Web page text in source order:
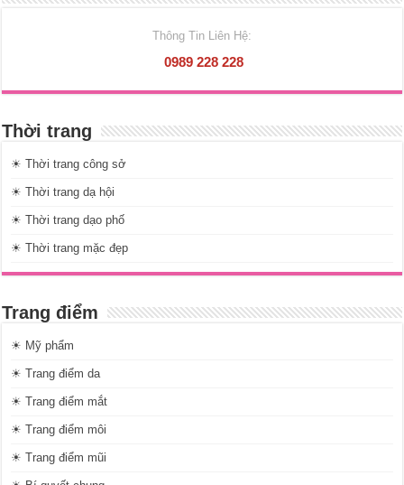
Thông Tin Liên Hệ:
0989 228 228
Thời trang
☀ Thời trang công sở
☀ Thời trang dạ hội
☀ Thời trang dạo phố
☀ Thời trang mặc đẹp
Trang điểm
☀ Mỹ phẩm
☀ Trang điểm da
☀ Trang điểm mắt
☀ Trang điểm môi
☀ Trang điểm mũi